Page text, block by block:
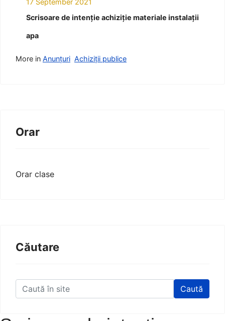
17 September 2021
Scrisoare de intenție achiziție materiale instalații
apa
More in Anunțuri Achiziții publice
Orar
Orar clase
Căutare
Caută